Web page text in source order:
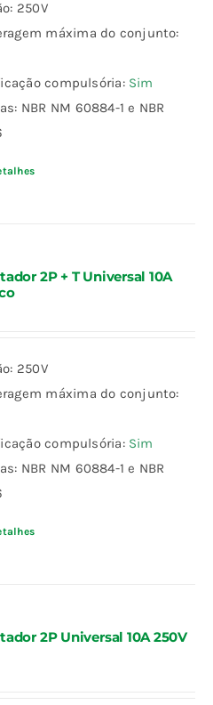
250V
máxima do conjunto:
compulsória: Sim
NBR NM 60884-1 e NBR
2P + T Universal 10A
250V
máxima do conjunto:
compulsória: Sim
NBR NM 60884-1 e NBR
2P Universal 10A 250V